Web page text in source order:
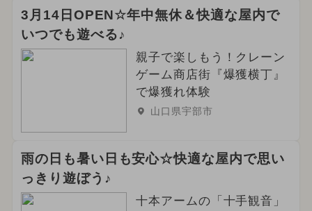
3月14日OPEN☆年中無休＆快適な屋内で
いつでも遊べる♪
親子で楽しもう！クレーン
ゲーム商店街『爆獲横丁』
で爆獲れ体験
山口県宇部市
雨の日も暑い日も安心☆快適な屋内で思い
っきり遊ぼう♪
十本アームの「十手観音」